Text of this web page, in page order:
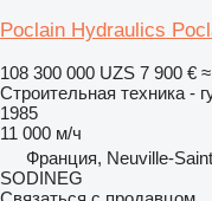
Poclain Hydraulics
108 300 000 UZS 7 900 €
Строительная техника -
1985
11 000 м/ч
Франция, Neuville-
SODINEG